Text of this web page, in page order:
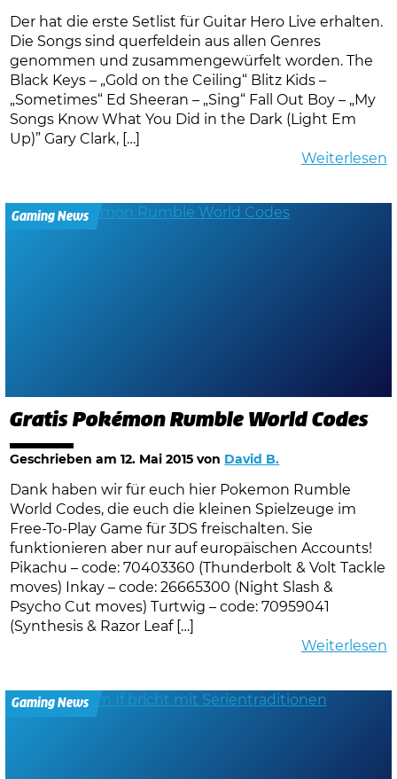
Der hat die erste Setlist für Guitar Hero Live erhalten.
Die Songs sind querfeldein aus allen Genres
genommen und zusammengewürfelt worden. The
Black Keys – „Gold on the Ceiling“ Blitz Kids –
„Sometimes“ Ed Sheeran – „Sing“ Fall Out Boy – „My
Songs Know What You Did in the Dark (Light Em
Up)” Gary Clark, […]
Weiterlesen
Gaming News
Gratis Pokémon Rumble World Codes
Geschrieben am12. Mai 2015 von David B.
Dank haben wir für euch hier Pokemon Rumble
World Codes, die euch die kleinen Spielzeuge im
Free-To-Play Game für 3DS freischalten. Sie
funktionieren aber nur auf europäischen Accounts!
Pikachu – code: 70403360 (Thunderbolt & Volt Tackle
moves) Inkay – code: 26665300 (Night Slash &
Psycho Cut moves) Turtwig – code: 70959041
(Synthesis & Razor Leaf […]
Weiterlesen
Gaming News